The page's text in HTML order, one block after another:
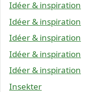
Idéer & inspiration
Idéer & inspiration
Idéer & inspiration
Idéer & inspiration
Idéer & inspiration
Insekter